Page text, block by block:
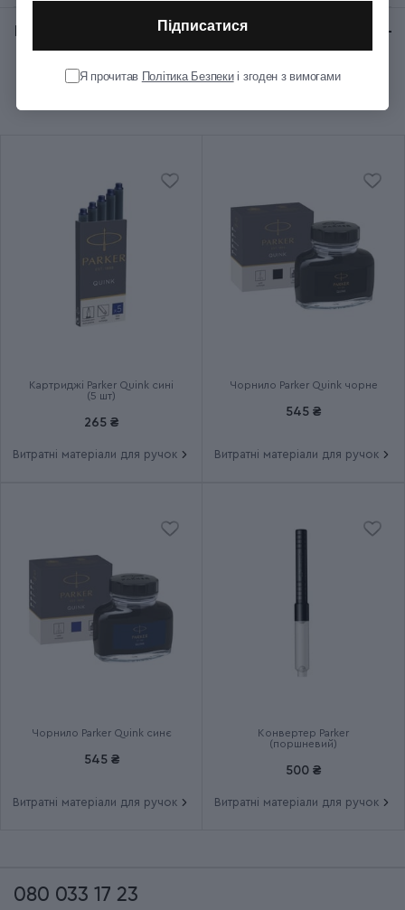
Розмір пера M (середній)
VECTOR Stainless Steel
Тип випуску товару Серійний
Відгуки:
Картриджі Parker Quink сині
(5 шт)
265 ₴
Витратні матеріали для ручок
Чорнило Parker Quink чорне
545 ₴
Витратні матеріали для ручок
Чорнило Parker Quink синє
545 ₴
Витратні матеріали для ручок
Конвертер Parker
(поршневий)
500 ₴
Витратні матеріали для ручок
080 033 17 23
Підписатися
Я прочитав Політика Безпекиі згоден з вимогами